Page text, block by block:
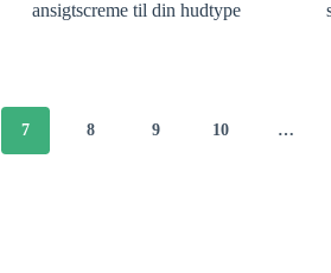
ansigtscreme til din hudtype
7 8 9 10 …